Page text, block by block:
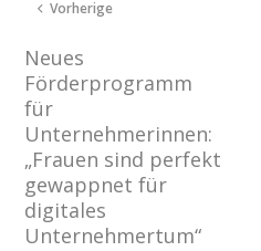
Vorherige
Neues
Förderprogramm
für
Unternehmerinnen:
„Frauen sind perfekt
gewappnet für
digitales
Unternehmertum“